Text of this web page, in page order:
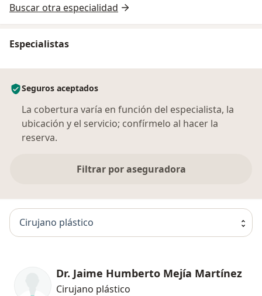
Buscar otra especialidad
Especialistas
Seguros aceptados
La cobertura varía en función del especialista, la
ubicación y el servicio; confírmelo al hacer la
reserva.
Filtrar por aseguradora
Cirujano plástico
Dr. Jaime Humberto Mejía Martínez
Cirujano plástico